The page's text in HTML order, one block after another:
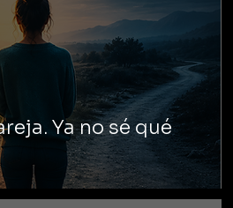
Ya no sé qué